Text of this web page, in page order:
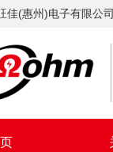
佳(惠州)电子有限公司